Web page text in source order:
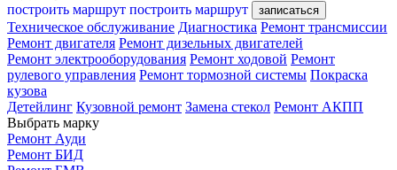
построить маршрут построить маршрут записаться
Техническое обслуживание Диагностика Ремонт трансмиссии
Ремонт двигателя Ремонт дизельных двигателей
Ремонт электрооборудования Ремонт ходовой Ремонт
рулевого управления Ремонт тормозной системы Покраска
кузова
Детейлинг Кузовной ремонт Замена стекол Ремонт АКПП
Выбрать марку
Ремонт Ауди
Ремонт БИД